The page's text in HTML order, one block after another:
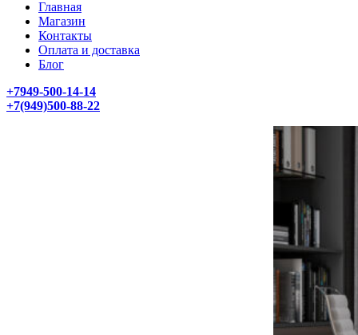
Главная
Магазин
Контакты
Оплата и доставка
Блог
+7949-500-14-14
+7(949)500-88-22